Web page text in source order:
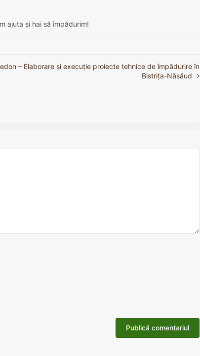
ajuta și hai să împădurim!
– Elaborare și execuție proiecte tehnice de împădurire în
Bistrița-Năsăud